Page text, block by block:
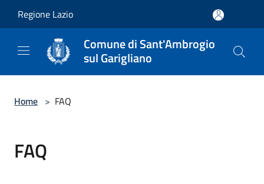
Regione Lazio
Comune di Sant'Ambrogio
sul Garigliano
Home > FAQ
FAQ